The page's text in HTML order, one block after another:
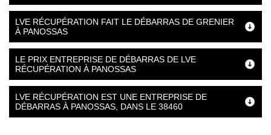
LVE RÉCUPÉRATION FAIT LE DÉBARRAS DE GRENIER
À PANOSSAS
LE PRIX ENTREPRISE DE DÉBARRAS DE LVE
RÉCUPÉRATION À PANOSSAS
LVE RÉCUPÉRATION EST UNE ENTREPRISE DE
DÉBARRAS À PANOSSAS, DANS LE 38460